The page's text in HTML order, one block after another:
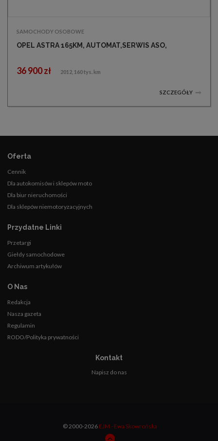
SAMOCHODY OSOBOWE
OPEL ASTRA 165KM, AUTOMAT,SERWIS ASO,
36 900 zł 2012, 160 tys. km
SZCZEGÓŁY
Oferta
Cennik
Dla autokomisów i sklepów moto
Dla biur nieruchomości
Dla sklepów niemotoryzacyjnych
Przydatne Linki
Przetargi
Giełdy samochodowe
Archiwum artykułów
O Nas
Redakcja
Nasza gazeta
Regulamin
RODO/Polityka prywatności
Kontakt
Napisz do nas
© 2000-2026 EJM - Ewa Skowrońska